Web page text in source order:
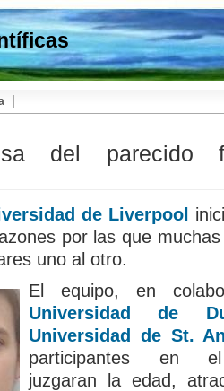
del parecido
de Liverpool
por las que
uno al otro.
El equipo, en
Universidad de
Universidad de St.
participantes en el
juzgaran la edad,